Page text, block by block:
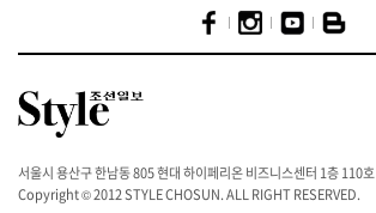
서울시 용산구 한남동 805 현대 하이페리온 비즈니스센터 1층 110호
Copyright © 2012 STYLE CHOSUN. ALL RIGHT RESERVED.